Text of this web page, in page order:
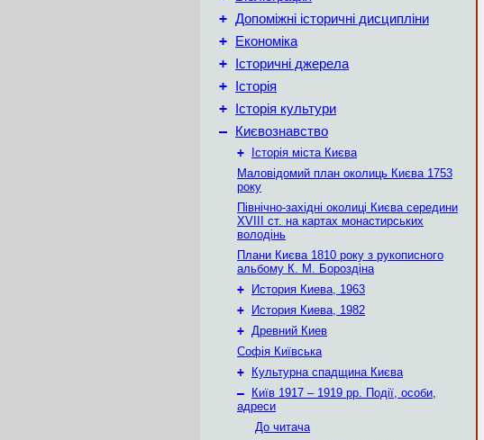
+ Допоміжні історичні дисципліни
+ Економіка
+ Історичні джерела
+ Історія
+ Історія культури
– Києвознавство
+
Історія міста Києва
Маловідомий план околиць Києва 1753
року
Північно-західні околиці Києва середини
XVIII ст. на картах монастирських
володінь
Плани Києва 1810 року з рукописного
альбому К. М. Бороздіна
+
История Киева, 1963
+
История Киева, 1982
+ Древний Киев
Софія Київська
+
Культурна спадщина Києва
–
Київ 1917 – 1919 рр. Події, особи,
адреси
До читача